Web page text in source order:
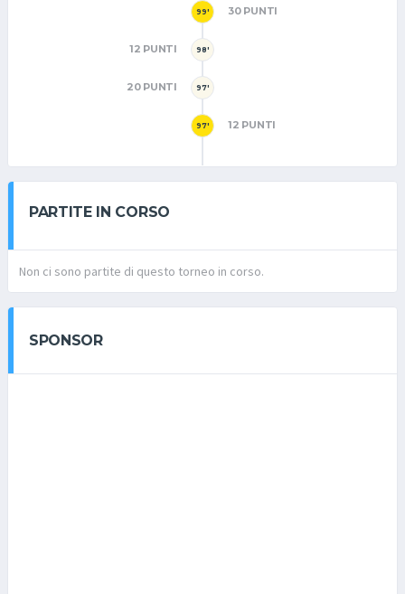
99' 30 PUNTI
98'
12 PUNTI
97'
20 PUNTI
97' 12 PUNTI
PARTITE IN CORSO
Non ci sono partite di questo torneo in corso.
SPONSOR